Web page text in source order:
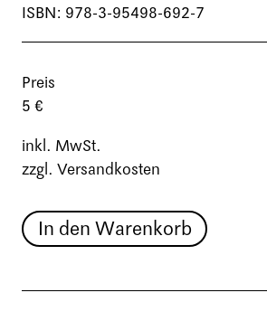
ISBN: 978-3-95498-692-7
Preis
5 €
inkl. MwSt.
zzgl. Versandkosten
In den Warenkorb